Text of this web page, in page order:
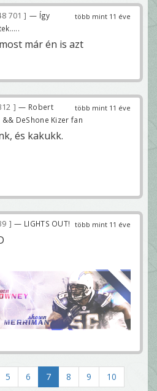
több mint 11 éve
701
— Így
már én is azt
több mint 11 éve
— Robert
DeShone Kizer fan
és kakukk.
több mint 11 éve
— LIGHTS OUT!
5 6 7 8 9 10